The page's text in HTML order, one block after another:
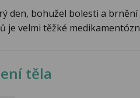
den, bohužel bolesti a
je velmi těžké
těla